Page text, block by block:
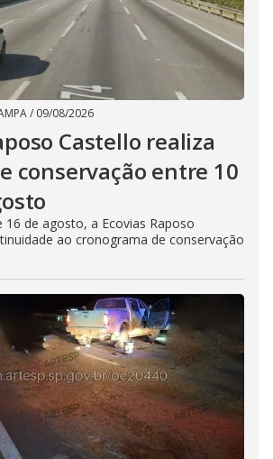
/ 09/08/2026
Castello realiza
conservação entre 10
16 de agosto, a Ecovias Raposo
ao cronograma de conservação